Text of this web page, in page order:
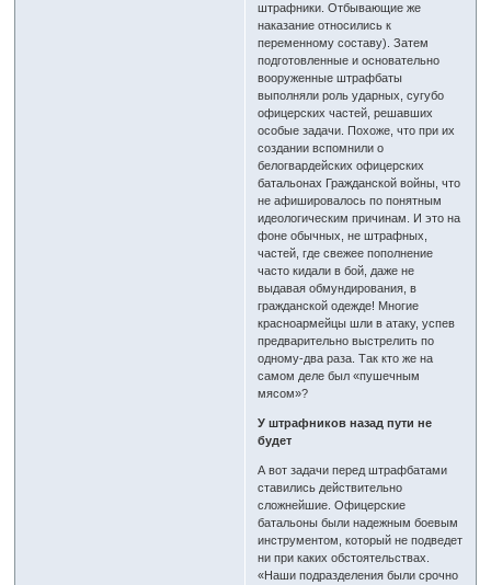
штрафники. Отбывающие же
наказание относились к
переменному составу). Затем
подготовленные и основательно
вооруженные штрафбаты
выполняли роль ударных, сугубо
офицерских частей, решавших
особые задачи. Похоже, что при их
создании вспомнили о
белогвардейских офицерских
батальонах Гражданской войны, что
не афишировалось по понятным
идеологическим причинам. И это на
фоне обычных, не штрафных,
частей, где свежее пополнение
часто кидали в бой, даже не
выдавая обмундирования, в
гражданской одежде! Многие
красноармейцы шли в атаку, успев
предварительно выстрелить по
одному-два раза. Так кто же на
самом деле был «пушечным
мясом»?
У штрафников назад пути не
будет
А вот задачи перед штрафбатами
ставились действительно
сложнейшие. Офицерские
батальоны были надежным боевым
инструментом, который не подведет
ни при каких обстоятельствах.
«Наши подразделения были срочно